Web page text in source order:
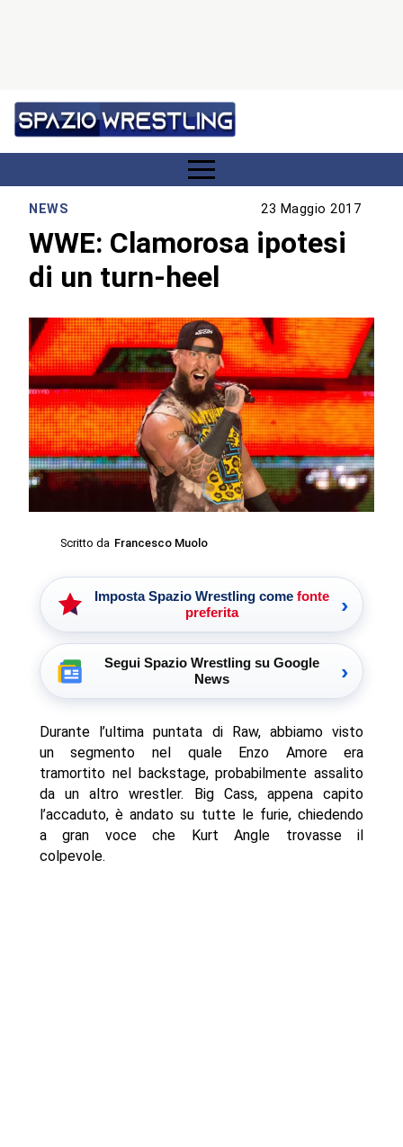
NEWS 23 Maggio 2017
WWE: Clamorosa ipotesi
di un turn-heel
Scritto da Francesco Muolo
Imposta Spazio Wrestling come fonte
preferita
›
Segui Spazio Wrestling su Google
News
›
Durante l’ultima puntata di Raw, abbiamo visto
un segmento nel quale Enzo Amore era
tramortito nel backstage, probabilmente assalito
da un altro wrestler. Big Cass, appena capito
l’accaduto, è andato su tutte le furie, chiedendo
a gran voce che Kurt Angle trovasse il
colpevole.